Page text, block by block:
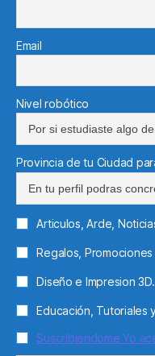
Email
Nivel robótico
Provincia de tu Ciudad
Articulos, Arde,
Regalos,
Diseño e Impresion 3D.
Educación, Tutoriales
Suscribiendome Yo